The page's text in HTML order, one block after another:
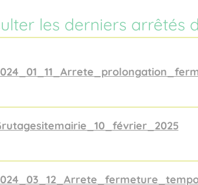
les derniers arrêtés